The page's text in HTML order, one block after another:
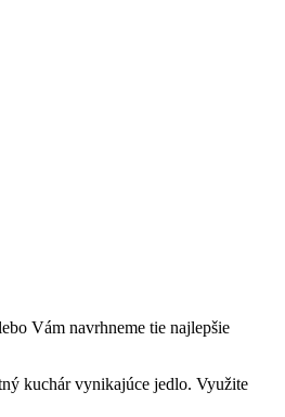
Vám navrhneme tie najlepšie
kuchár vynikajúce jedlo. Využite